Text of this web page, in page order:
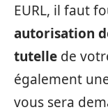
EURL, il faut
autorisation
tutelle de
également
vous sera